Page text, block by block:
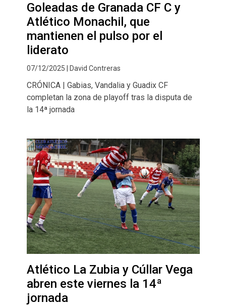
Goleadas de Granada CF C y
Atlético Monachil, que
mantienen el pulso por el
liderato
07/12/2025 | David Contreras
CRÓNICA | Gabias, Vandalia y Guadix CF
completan la zona de playoff tras la disputa de
la 14ª jornada
Atlético La Zubia y Cúllar Vega
abren este viernes la 14ª
jornada